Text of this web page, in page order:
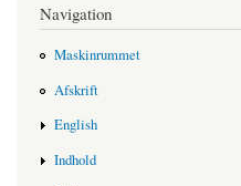
Navigation
Maskinrummet
Afskrift
English
Indhold